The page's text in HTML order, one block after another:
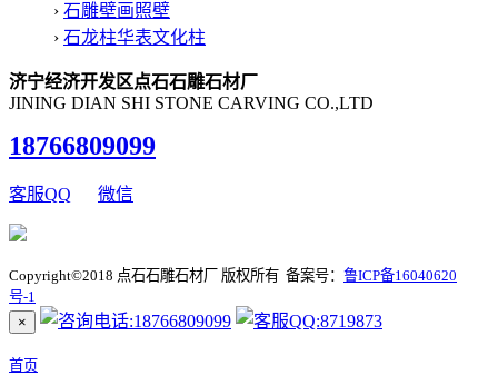
› 石雕壁画照壁
› 石龙柱华表文化柱
济宁经济开发区点石石雕石材厂
JINING DIAN SHI STONE CARVING CO.,LTD
18766809099
客服QQ 微信
Copyright©2018 点石石雕石材厂 版权所有 备案号： 鲁ICP备16040620
号-1
×
首页